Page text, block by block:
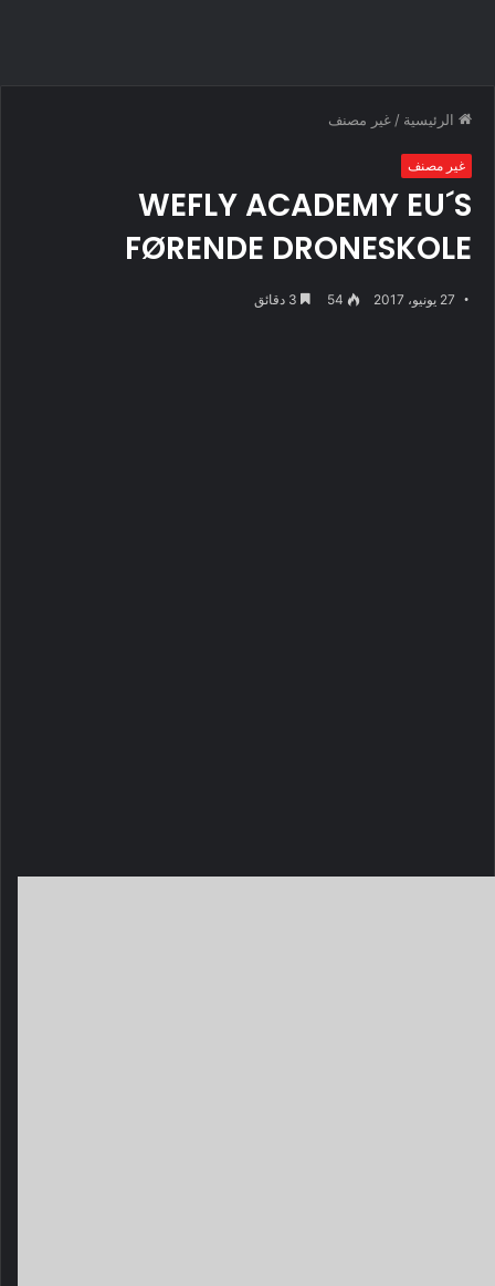
الرئيسية / غير مصنف
غير مصنف
WEFLY ACADEMY EU´S
FØRENDE DRONESKOLE
27 يونيو، 2017 54